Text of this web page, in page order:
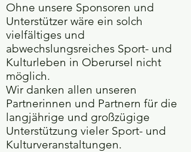
Ohne unsere Sponsoren und
Unterstützer wäre ein solch
vielfältiges und
abwechslungsreiches Sport- und
Kulturleben in Oberursel nicht
möglich.
Wir danken allen unseren
Partnerinnen und Partnern für die
langjährige und großzügige
Unterstützung vieler Sport- und
Kulturveranstaltungen.